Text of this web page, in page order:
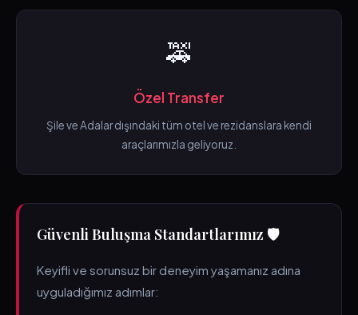
🚕
Özel Transfer
Şile ve Adalar dışındaki tüm otel ve rezidanslara kendi
araçlarımızla geliyoruz.
Güvenli Buluşma Standartlarımız 🛡️
Keyifli ve sorunsuz bir deneyim yaşamanız adına
uyguladığımız adımlar: